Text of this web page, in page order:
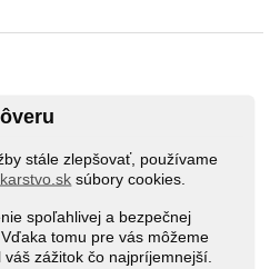
stále zlepšovať, používame
súbory cookies.
spoľahlivej a bezpečnej
tomu pre vás môžeme
zážitok čo najpríjemnejší.